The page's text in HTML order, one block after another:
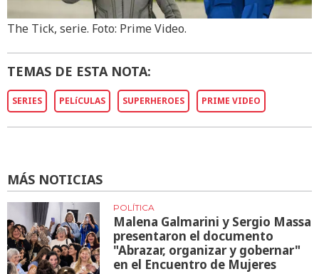
The Tick, serie. Foto: Prime Video.
TEMAS DE ESTA NOTA:
SERIES PELíCULAS SUPERHEROES PRIME VIDEO
MÁS NOTICIAS
POLÍTICA
Malena Galmarini y Sergio Massa
presentaron el documento
"Abrazar, organizar y gobernar"
en el Encuentro de Mujeres